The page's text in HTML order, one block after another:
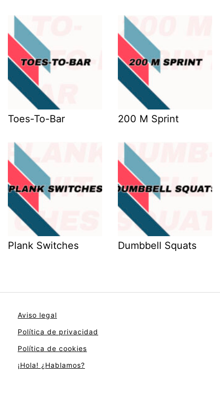
Toes-To-Bar 200 M Sprint
Plank Switches Dumbbell Squats
Aviso legal
Política de privacidad
Política de cookies
¡Hola! ¿Hablamos?